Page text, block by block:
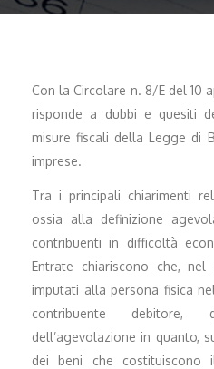
Con la Circolare n. 8/E del 10
risponde a dubbi e quesiti
misure fiscali della Legge di
imprese.
Tra i principali chiarimenti
ossia alla definizione
contribuenti in difficoltà
Entrate chiariscono che,
imputati alla persona fisica
contribuente debitore,
dell’agevolazione in quanto,
dei beni che costituiscono